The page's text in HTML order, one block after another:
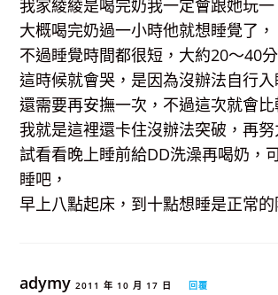
我家綾綾是喝完奶我一定會跟她玩一
大概喝完奶過一小時他就想睡覺了，
不過睡覺時間都很短，大約20～40
這時候就會哭，是因為沒辦法自行入
還需要再安撫一次，不過這次就會比
我就是這裡還卡住沒辦法突破，再
試看看晚上睡前給DD洗澡再喝奶，
睡吧，
早上八點起床，到十點想睡是正常
adymy2011 年 10 月 17 日 回覆